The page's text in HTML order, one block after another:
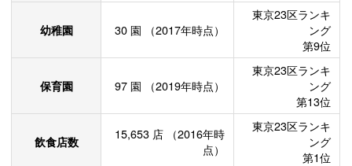
幼稚園 30 園 （2017年時点）
東京23区ランキ
ング
第9位
保育園 97 園 （2019年時点）
東京23区ランキ
ング
第13位
飲食店数 15,653 店
（2016年時
点）
東京23区ランキ
ング
第1位